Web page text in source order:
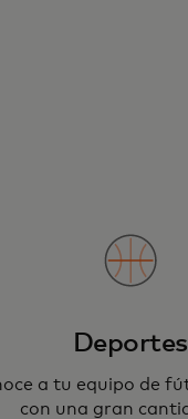
Deportes
a tu equipo de
con una gran